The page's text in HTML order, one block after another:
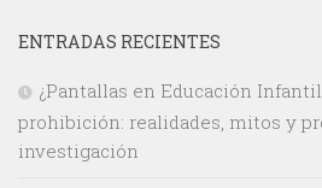
ENTRADAS RECIENTES
¿Pantallas en Educación
prohibición: realidades, mitos y
investigación